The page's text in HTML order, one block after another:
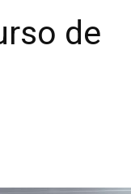
de